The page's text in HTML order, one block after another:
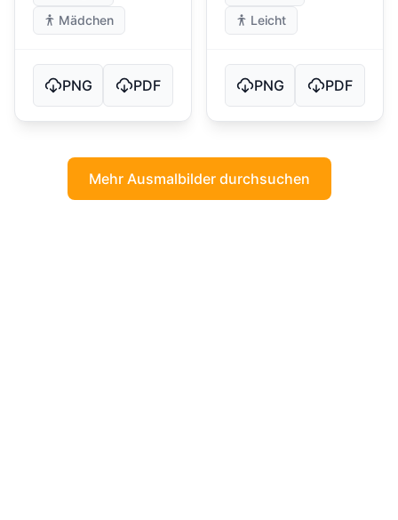
Mädchen
PNG PDF
Leicht
PNG PDF
Mehr Ausmalbilder durchsuchen